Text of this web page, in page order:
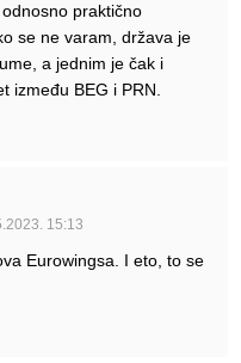
praktično
se ne varam, država je
a jednim je čak i
između BEG i PRN.
15:13
Eurowingsa. I eto, to se